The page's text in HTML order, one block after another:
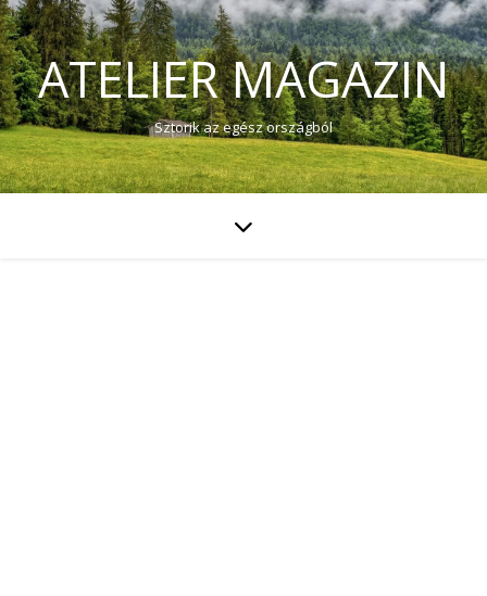
ATELIER MAGAZIN
Sztorik az egész országból